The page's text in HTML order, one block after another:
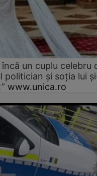
un cuplu celebru
politician și soția lui
www.unica.ro